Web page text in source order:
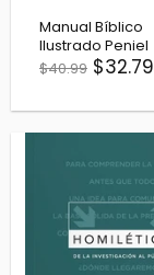
Manual Bíblico
Ilustrado Peniel
$40.99 $32.79